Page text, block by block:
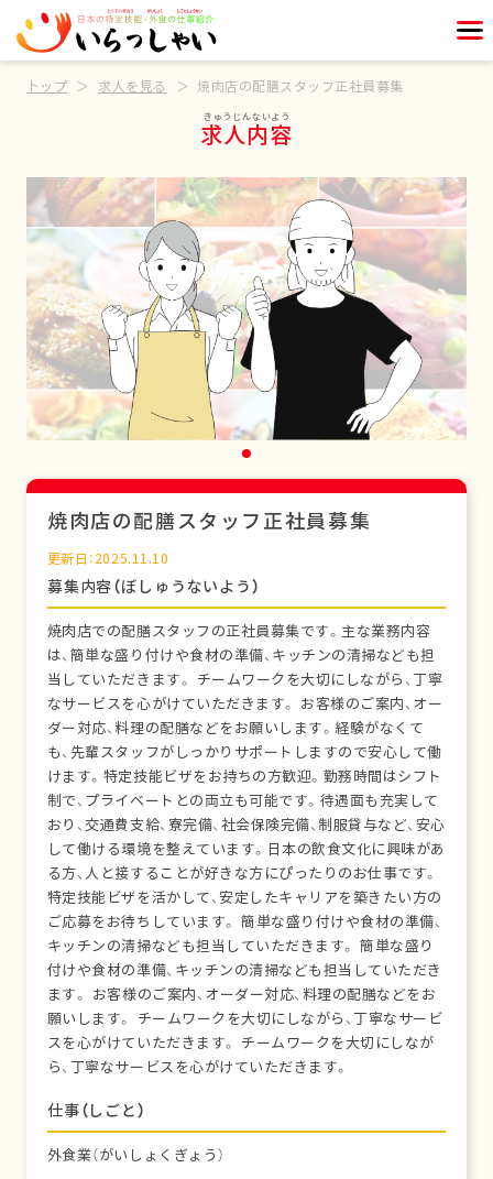
トップ 求人を見る 焼肉店の配膳スタッフ正社員募集
求人内容
焼肉店の配膳スタッフ正社員募集
更新日：2025.11.10
募集内容（ぼしゅうないよう）
焼肉店での配膳スタッフの正社員募集です。主な業務内容
は、簡単な盛り付けや食材の準備、キッチンの清掃なども担
当していただきます。 チームワークを大切にしながら、丁寧
なサービスを心がけていただきます。 お客様のご案内、オー
ダー対応、料理の配膳などをお願いします。経験がなくて
も、先輩スタッフがしっかりサポートしますので安心して働
けます。特定技能ビザをお持ちの方歓迎。勤務時間はシフト
制で、プライベートとの両立も可能です。待遇面も充実して
おり、交通費支給、寮完備、社会保険完備、制服貸与など、安心
して働ける環境を整えています。日本の飲食文化に興味があ
る方、人と接することが好きな方にぴったりのお仕事です。
特定技能ビザを活かして、安定したキャリアを築きたい方の
ご応募をお待ちしています。 簡単な盛り付けや食材の準備、
キッチンの清掃なども担当していただきます。 簡単な盛り
付けや食材の準備、キッチンの清掃なども担当していただき
ます。 お客様のご案内、オーダー対応、料理の配膳などをお
願いします。 チームワークを大切にしながら、丁寧なサービ
スを心がけていただきます。 チームワークを大切にしなが
ら、丁寧なサービスを心がけていただきます。
仕事（しごと）
外食業（がいしょくぎょう）